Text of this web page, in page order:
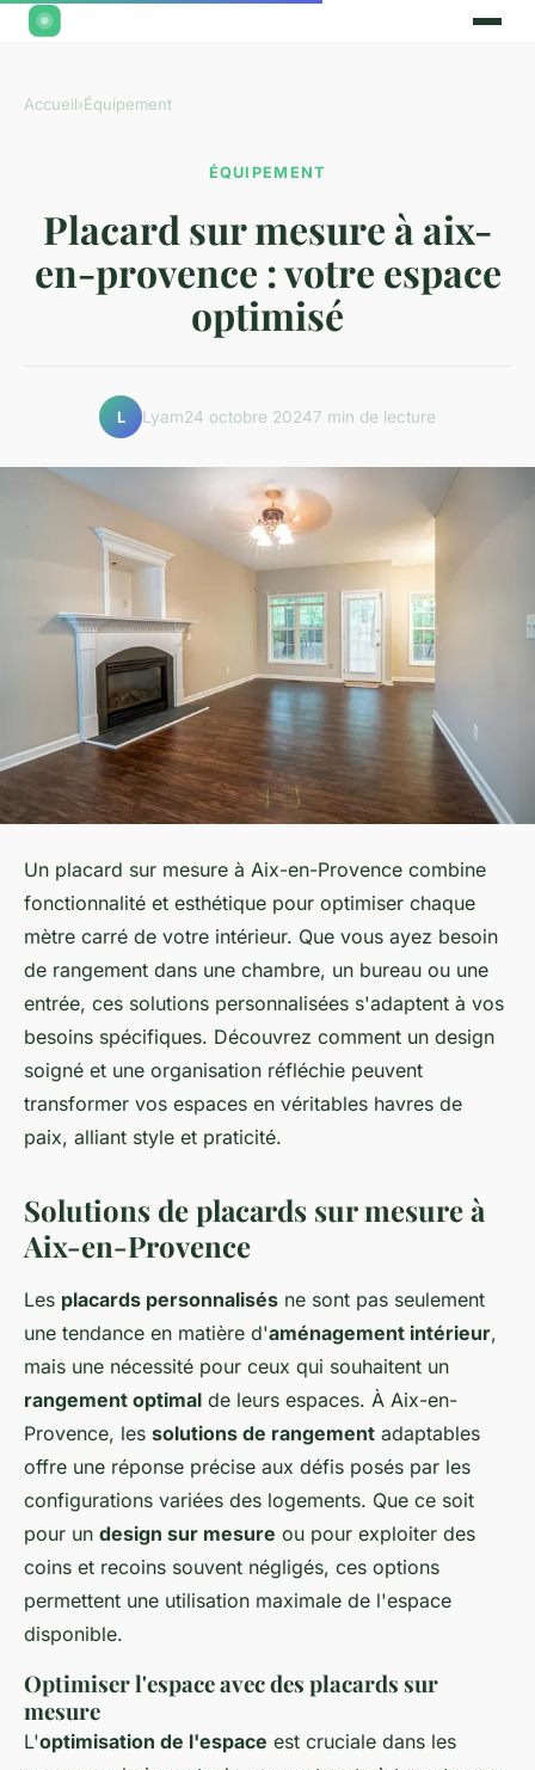
Accueil›Équipement
ÉQUIPEMENT
Placard sur mesure à aix-
en-provence : votre espace
optimisé
L Lyam24 octobre 20247 min de lecture
Un placard sur mesure à Aix-en-Provence combine
fonctionnalité et esthétique pour optimiser chaque
mètre carré de votre intérieur. Que vous ayez besoin
de rangement dans une chambre, un bureau ou une
entrée, ces solutions personnalisées s'adaptent à vos
besoins spécifiques. Découvrez comment un design
soigné et une organisation réfléchie peuvent
transformer vos espaces en véritables havres de
paix, alliant style et praticité.
Solutions de placards sur mesure à
Aix-en-Provence
Les placards personnalisés ne sont pas seulement
une tendance en matière d'aménagement intérieur,
mais une nécessité pour ceux qui souhaitent un
rangement optimal de leurs espaces. À Aix-en-
Provence, les solutions de rangement adaptables
offre une réponse précise aux défis posés par les
configurations variées des logements. Que ce soit
pour un design sur mesure ou pour exploiter des
coins et recoins souvent négligés, ces options
permettent une utilisation maximale de l'espace
disponible.
Optimiser l'espace avec des placards sur
mesure
L'optimisation de l'espace est cruciale dans les